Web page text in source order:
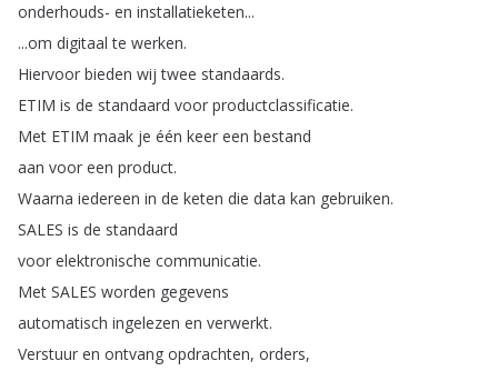
onderhouds- en installatieketen...
...om digitaal te werken.
Hiervoor bieden wij twee standaards.
ETIM is de standaard voor productclassificatie.
Met ETIM maak je één keer een bestand
aan voor een product.
Waarna iedereen in de keten die data kan gebruiken.
SALES is de standaard
voor elektronische communicatie.
Met SALES worden gegevens
automatisch ingelezen en verwerkt.
Verstuur en ontvang opdrachten, orders,